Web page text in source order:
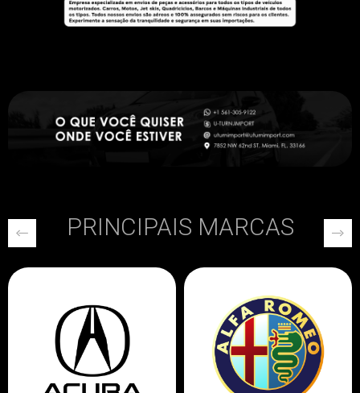
PRINCIPAIS MARCAS